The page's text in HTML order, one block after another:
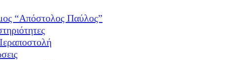
“Απόστολος Παύλος”